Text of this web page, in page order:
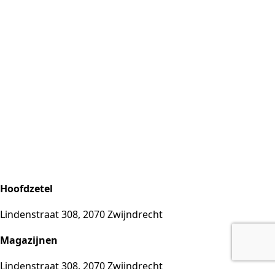
Hoofdzetel
Lindenstraat 308, 2070 Zwijndrecht
Magazijnen
Lindenstraat 308, 2070 Zwijndrecht